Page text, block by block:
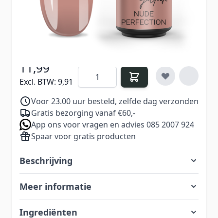
Verdien11 Nail Points bij aankoop van dit
11,99
Excl. BTW: 9,91
Aantal
Voor 23.00 uur besteld, zelfde dag verzonden
Gratis bezorging vanaf €60,-
App ons voor vragen en advies 085 2007 924
Spaar voor gratis producten
Beschrijving
Meer informatie
Ingrediënten